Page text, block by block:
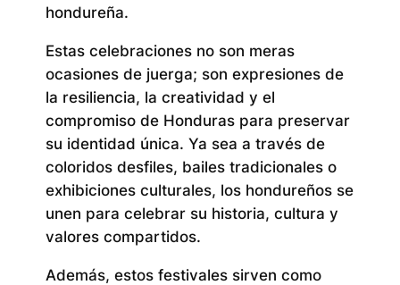
hondureña.
Estas celebraciones no son meras
ocasiones de juerga; son expresiones de
la resiliencia, la creatividad y el
compromiso de Honduras para preservar
su identidad única. Ya sea a través de
coloridos desfiles, bailes tradicionales o
exhibiciones culturales, los hondureños se
unen para celebrar su historia, cultura y
valores compartidos.
Además, estos festivales sirven como